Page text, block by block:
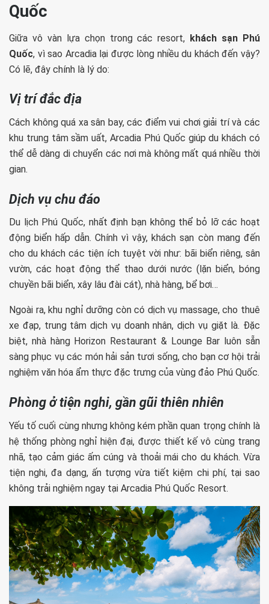
Quốc
Giữa vô vàn lựa chọn trong các resort, khách sạn Phú
Quốc, vì sao Arcadia lại được lòng nhiều du khách đến vậy?
Có lẽ, đây chính là lý do:
Vị trí đắc địa
Cách không quá xa sân bay, các điểm vui chơi giải trí và các
khu trung tâm sầm uất, Arcadia Phú Quốc giúp du khách có
thể dễ dàng di chuyển các nơi mà không mất quá nhiều thời
gian.
Dịch vụ chu đáo
Du lịch Phú Quốc, nhất định bạn không thể bỏ lỡ các hoạt
động biển hấp dẫn. Chính vì vậy, khách sạn còn mang đến
cho du khách các tiện ích tuyệt vời như: bãi biển riêng, sân
vườn, các hoạt động thể thao dưới nước (lặn biển, bóng
chuyền bãi biển, xây lâu đài cát), nhà hàng, bể bơi…
Ngoài ra, khu nghỉ dưỡng còn có dịch vụ massage, cho thuê
xe đạp, trung tâm dịch vụ doanh nhân, dịch vụ giặt là. Đặc
biệt, nhà hàng Horizon Restaurant & Lounge Bar luôn sẵn
sàng phục vụ các món hải sản tươi sống, cho bạn cơ hội trải
nghiệm văn hóa ẩm thực đặc trưng của vùng đảo Phú Quốc.
Phòng ở tiện nghi, gần gũi thiên nhiên
Yếu tố cuối cùng nhưng không kém phần quan trọng chính là
hệ thống phòng nghỉ hiện đại, được thiết kế vô cùng trang
nhã, tạo cảm giác ấm cúng và thoải mái cho du khách. Vừa
tiện nghi, đa dạng, ấn tượng vừa tiết kiệm chi phí, tại sao
không trải nghiệm ngay tại Arcadia Phú Quốc Resort.